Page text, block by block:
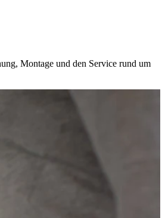
Montage und den Service rund um